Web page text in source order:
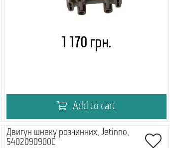
1 170 грн.
Add to cart
Двигун шнеку розчинних, Jetinno,
5402090900C